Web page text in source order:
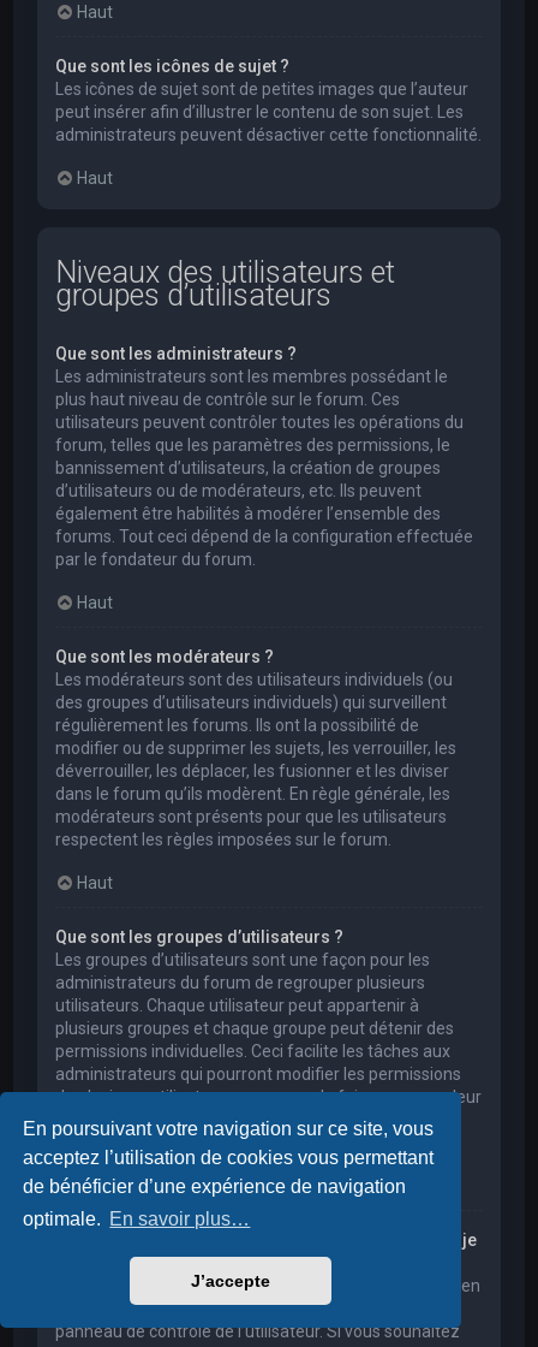
En poursuivant votre navigation sur ce site, vous
acceptez l’utilisation de cookies vous permettant
de bénéficier d’une expérience de navigation
optimale. En savoir plus…
J’accepte
Haut
Que sont les icônes de sujet ?
Les icônes de sujet sont de petites images que l’auteur
peut insérer afin d’illustrer le contenu de son sujet. Les
administrateurs peuvent désactiver cette fonctionnalité.
Haut
Niveaux des utilisateurs et
groupes d’utilisateurs
Que sont les administrateurs ?
Les administrateurs sont les membres possédant le
plus haut niveau de contrôle sur le forum. Ces
utilisateurs peuvent contrôler toutes les opérations du
forum, telles que les paramètres des permissions, le
bannissement d’utilisateurs, la création de groupes
d’utilisateurs ou de modérateurs, etc. Ils peuvent
également être habilités à modérer l’ensemble des
forums. Tout ceci dépend de la configuration effectuée
par le fondateur du forum.
Haut
Que sont les modérateurs ?
Les modérateurs sont des utilisateurs individuels (ou
des groupes d’utilisateurs individuels) qui surveillent
régulièrement les forums. Ils ont la possibilité de
modifier ou de supprimer les sujets, les verrouiller, les
déverrouiller, les déplacer, les fusionner et les diviser
dans le forum qu’ils modèrent. En règle générale, les
modérateurs sont présents pour que les utilisateurs
respectent les règles imposées sur le forum.
Haut
Que sont les groupes d’utilisateurs ?
Les groupes d’utilisateurs sont une façon pour les
administrateurs du forum de regrouper plusieurs
utilisateurs. Chaque utilisateur peut appartenir à
plusieurs groupes et chaque groupe peut détenir des
permissions individuelles. Ceci facilite les tâches aux
administrateurs qui pourront modifier les permissions
de plusieurs utilisateurs en une seule fois, ou encore leur
accorder des pouvoirs de modération, ou bien leur
donner accès à un forum privé.
Haut
Où sont les groupes d’utilisateurs et comment puis-je
en rejoindre un ?
Vous pouvez consulter tous les groupes d’utilisateurs en
cliquant sur le lien « Groupes d’utilisateurs » depuis le
panneau de contrôle de l’utilisateur. Si vous souhaitez